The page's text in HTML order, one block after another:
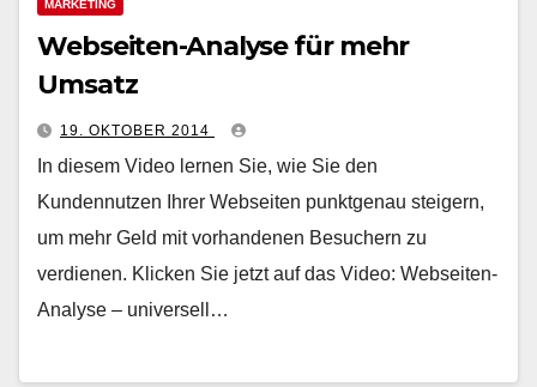
MARKETING
Webseiten-Analyse für mehr
Umsatz
19. OKTOBER 2014
In diesem Video lernen Sie, wie Sie den
Kundennutzen Ihrer Webseiten punktgenau steigern,
um mehr Geld mit vorhandenen Besuchern zu
verdienen. Klicken Sie jetzt auf das Video: Webseiten-
Analyse – universell…